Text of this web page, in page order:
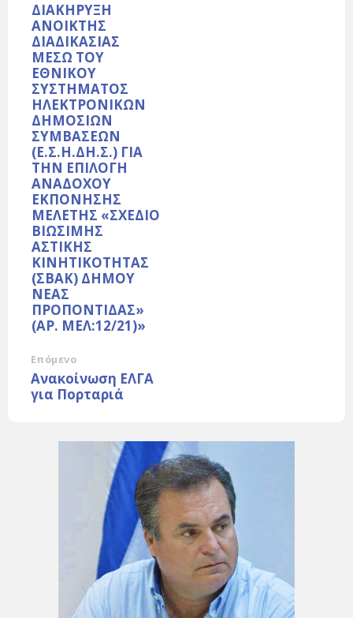
ΔΙΑΚΗΡΥΞΗ
ΑΝΟΙΚΤΗΣ
ΔΙΑΔΙΚΑΣΙΑΣ
ΜΕΣΩ ΤΟΥ
ΕΘΝΙΚΟΥ
ΣΥΣΤΗΜΑΤΟΣ
ΗΛΕΚΤΡΟΝΙΚΩΝ
ΔΗΜΟΣΙΩΝ
ΣΥΜΒΑΣΕΩΝ
(Ε.Σ.Η.ΔΗ.Σ.) ΓΙΑ
ΤΗΝ ΕΠΙΛΟΓΗ
ΑΝΑΔΟΧΟΥ
ΕΚΠΟΝΗΣΗΣ
ΜΕΛΕΤΗΣ «ΣΧΕΔΙΟ
ΒΙΩΣΙΜΗΣ
ΑΣΤΙΚΗΣ
ΚΙΝΗΤΙΚΟΤΗΤΑΣ
(ΣΒΑΚ) ΔΗΜΟΥ
ΝΕΑΣ
ΠΡΟΠΟΝΤΙΔΑΣ»
(ΑΡ. ΜΕΛ:12/21)»
Επόμενο
Ανακοίνωση ΕΛΓΑ
για Πορταριά